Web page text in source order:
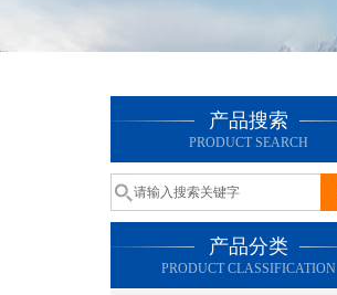
产品搜索
PRODUCT SEARCH
产品分类
PRODUCT CLASSIFICATION